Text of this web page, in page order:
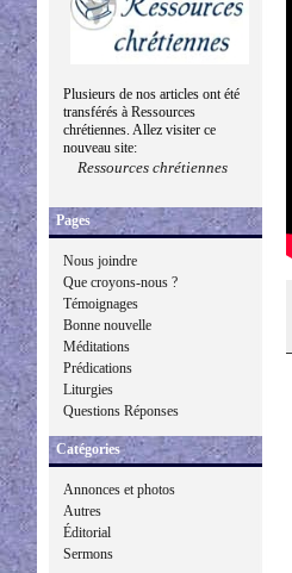
Plusieurs de nos articles ont été
transférés à Ressources
chrétiennes. Allez visiter ce
nouveau site:
Ressources chrétiennes
Pages
Nous joindre
Que croyons-nous ?
Témoignages
Bonne nouvelle
Méditations
Prédications
Liturgies
Questions Réponses
Catégories
Annonces et photos
Autres
Éditorial
Sermons